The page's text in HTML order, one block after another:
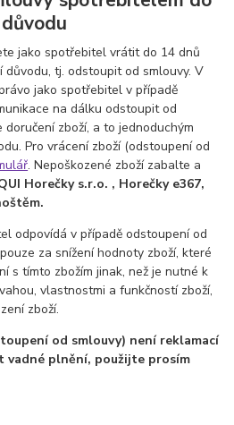
jako spotřebitel vrátit do 14 dnů
tj. odstoupit od smlouvy. V
jako spotřebitel v případě
na dálku odstoupit od
zboží, a to jednoduchým
Pro vrácení zboží (odstoupení od
. Nepoškozené zboží zabalte a
Horečky s.r.o. , Horečky e367,
odpovídá v případě odstoupení od
za snížení hodnoty zboží, které
s tímto zbožím jinak, než je nutné k
vlastnostmi a funkčností zboží,
zboží.
od smlouvy) není reklamací
vadné plnění, použijte prosím